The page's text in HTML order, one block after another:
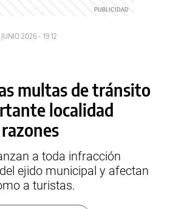
JUNIO 2026 - 19:12
multas de tránsito
localidad
a toda infracción
ejido municipal y afectan
a turistas.